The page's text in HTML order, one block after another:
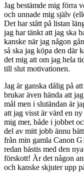
Jag bestämde mig förra
och unnade mig själv
Det har stått på listan
jag har tänkt att jag ska
kanske när jag någon
så ska jag köpa den där
det mig att om jag hela
till slut motivationen.
Jag är ganska dålig på
brukar även hända att
mål men i slutändan är
att jag visst är värd en
mig mer, både i jobbet
del av mitt jobb ännu
från min gamla Canon
redan bästis med den
förskott! Är det någon
och kanske skjuter upp